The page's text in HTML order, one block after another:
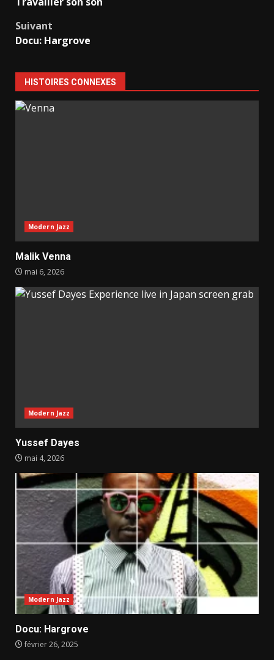
Suivant
Docu: Hargrove
HISTOIRES CONNEXES
Modern Jazz
Malik Venna
mai 6, 2026
Modern Jazz
Yussef Dayes
mai 4, 2026
Modern Jazz
Docu: Hargrove
février 26, 2025